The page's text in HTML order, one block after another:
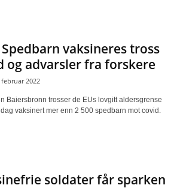
vaksineres tross
og advarsler fra forskere
februar 2022
Baiersbronn trosser de EUs lovgitt aldersgrense
vaksinert mer enn 2 500 spedbarn mot covid.
soldater får sparken